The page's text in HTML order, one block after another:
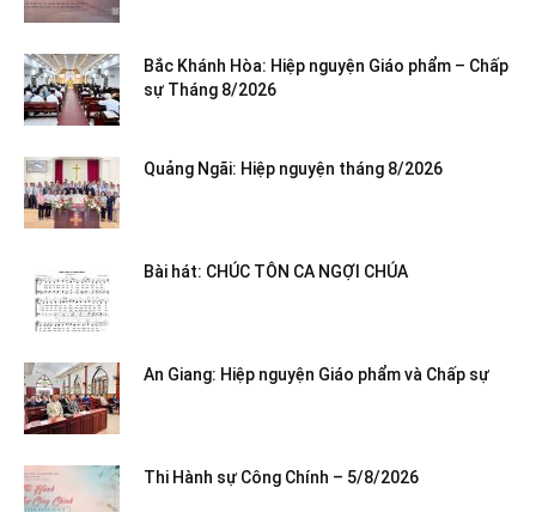
Bắc Khánh Hòa: Hiệp nguyện Giáo phẩm – Chấp
sự Tháng 8/2026
Quảng Ngãi: Hiệp nguyện tháng 8/2026
Bài hát: CHÚC TÔN CA NGỢI CHÚA
An Giang: Hiệp nguyện Giáo phẩm và Chấp sự
Thi Hành sự Công Chính – 5/8/2026